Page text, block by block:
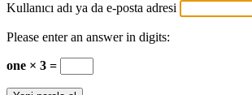
Kullanıcı adı ya da e-posta adresi
Please enter an answer in digits:
one × 3 =